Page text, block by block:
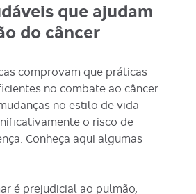
que ajudam
do câncer
comprovam que práticas
no combate ao câncer.
no estilo de vida
o risco de
Conheça aqui algumas
é prejudicial ao pulmão,